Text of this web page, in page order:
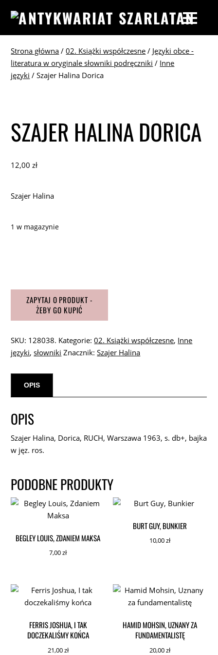
Strona główna /02. Książki współczesne / Języki obce -
literatura w oryginale słowniki podręczniki / Inne
języki / Szajer Halina Dorica
SZAJER HALINA DORICA
12,00zł
Szajer Halina
1 w magazynie
Dorica
SKU: 128038. Kategorie:02. Książki współczesne, Inne
języki,słowniki Znacznik:Szajer Halina
OPIS
OPIS
Szajer Halina, Dorica, RUCH, Warszawa 1963, s. db+, bajka
w jęz. ros.
PODOBNE PRODUKTY
BEGLEY LOUIS, ZDANIEM MAKSA
7,00zł
BURT GUY, BUNKIER
10,00zł
FERRIS JOSHUA, I TAK
DOCZEKALIŚMY KOŃCA
21,00zł
HAMID MOHSIN, UZNANY ZA
FUNDAMENTALISTĘ
20,00zł